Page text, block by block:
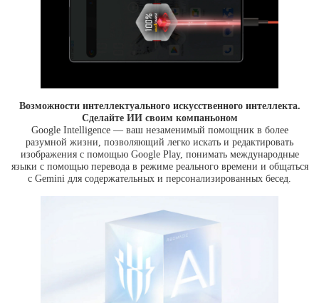
Возможности интеллектуального искусственного интеллекта.
Сделайте ИИ своим компаньоном
Google Intelligence — ваш незаменимый помощник в более
разумной жизни, позволяющий легко искать и редактировать
изображения с помощью Google Play, понимать международные
языки с помощью перевода в режиме реального времени и общаться
с Gemini для содержательных и персонализированных бесед.